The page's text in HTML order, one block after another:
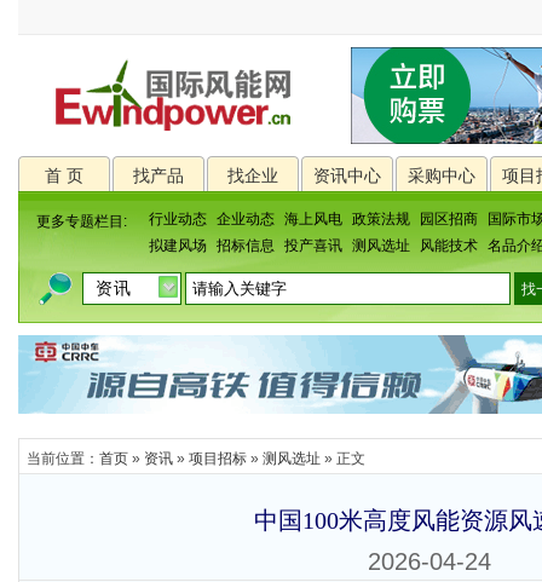
首 页 找产品 找企业 资讯中心 采购中心 项目
更多专题栏目: 行业动态 企业动态 海上风电 政策法规 园区招商
国际市
拟建风场
招标信息 投产喜讯 测风选址 风能技术 名品介
当前位置： 首页 » 资讯 » 项目招标 » 测风选址 » 正文
中国100米高度风能资源风
2026-04-24